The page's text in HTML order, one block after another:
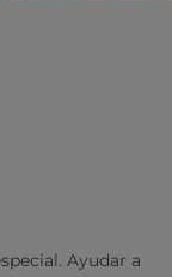
Ayudar a